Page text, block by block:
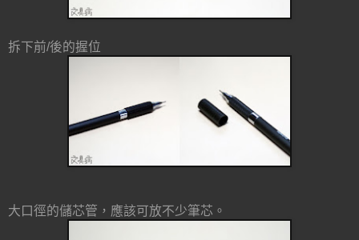
拆下前/後的握位
大口徑的儲芯管，應該可放不少筆芯。